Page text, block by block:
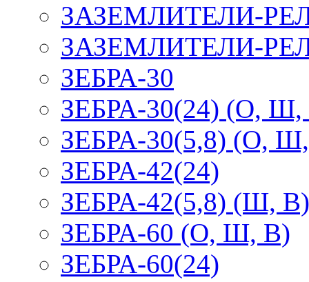
ЗАЗЕМЛИТЕЛИ-
ЗАЗЕМЛИТЕЛИ-
ЗЕБРА-30
ЗЕБРА-30(24) (О,
ЗЕБРА-30(5,8) (О,
ЗЕБРА-42(24)
ЗЕБРА-42(5,8) (Ш, В)
ЗЕБРА-60 (О, Ш, В)
ЗЕБРА-60(24)